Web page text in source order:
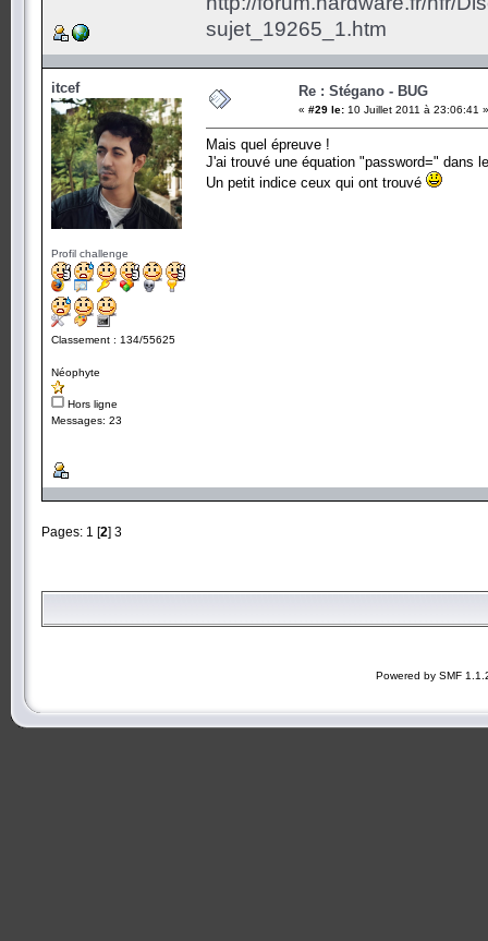
sujet_19265_1.htm
itcef
Profil challenge
Classement : 134/55625
Néophyte
Hors ligne
Messages: 23
Re : Stégano - BUG
« #29 le: 10 Juillet 2011 à 23:06:41 »
Mais quel épreuve !
J'ai trouvé une équation "password=" dans
Un petit indice ceux qui ont trouvé
Pages: 1 [2] 3
Powered by SMF